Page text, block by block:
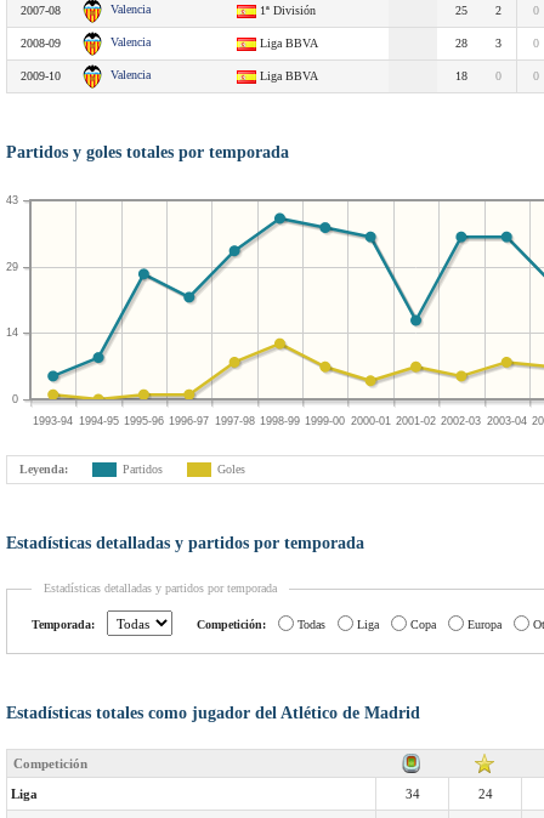
2007-08 Valencia 1ª División 25 2 0
2008-09 Valencia Liga BBVA 28 3 0
2009-10 Valencia Liga BBVA 18 0 0
Partidos y goles totales por temporada
1993-94 1994-95 1995-96 1996-97 1997-98 1998-99 1999-00 2000-01 2001-02 2002-03 2003-04
0
14
29
43
Leyenda: Partidos Goles
Estadísticas detalladas y partidos por temporada
Estadísticas detalladas y partidos por temporada
Temporada: Competición: Todas Liga Copa Europa
Estadísticas totales como jugador del Atlético de Madrid
Competición
Liga 34 24